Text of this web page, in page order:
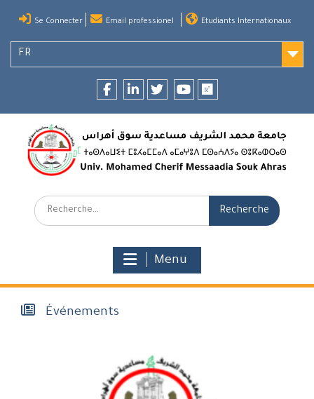
content
Se Connecter Email professionel Etudiants Internationaux
FR
Recherche:
Menu
Événements